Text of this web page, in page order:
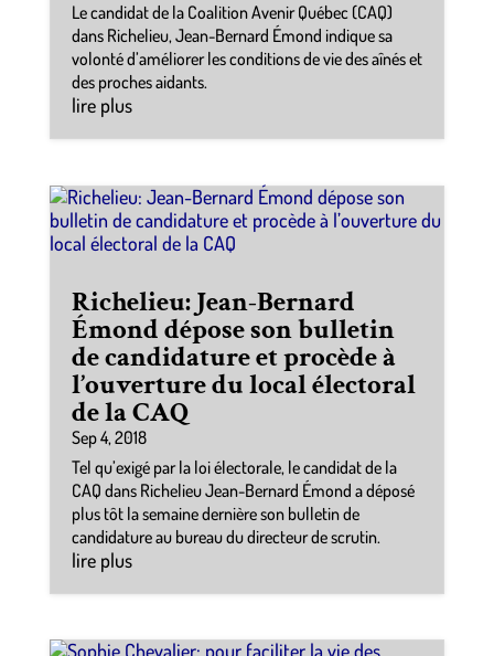
Le candidat de la Coalition Avenir Québec (CAQ)
dans Richelieu, Jean-Bernard Émond indique sa
volonté d’améliorer les conditions de vie des aînés et
des proches aidants.
lire plus
Richelieu: Jean-Bernard
Émond dépose son bulletin
de candidature et procède à
l’ouverture du local électoral
de la CAQ
Sep 4, 2018
Tel qu’exigé par la loi électorale, le candidat de la
CAQ dans Richelieu Jean-Bernard Émond a déposé
plus tôt la semaine dernière son bulletin de
candidature au bureau du directeur de scrutin.
lire plus